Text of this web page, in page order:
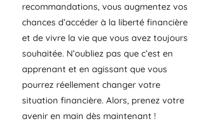
recommandations, vous augmentez vos
chances d’accéder à la liberté financière
et de vivre la vie que vous avez toujours
souhaitée. N’oubliez pas que c’est en
apprenant et en agissant que vous
pourrez réellement changer votre
situation financière. Alors, prenez votre
avenir en main dès maintenant !